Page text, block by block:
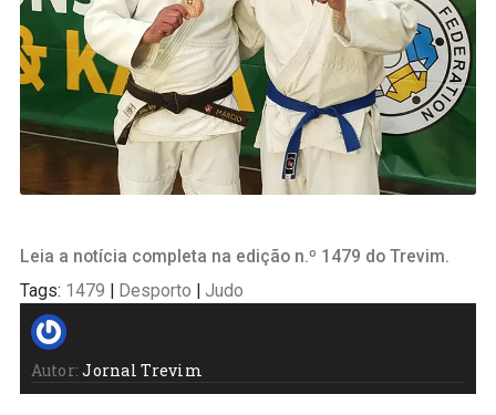
Leia a notícia completa na edição n.º 1479 do Trevim.
Tags: 1479 Desporto Judo
Autor: Jornal Trevim